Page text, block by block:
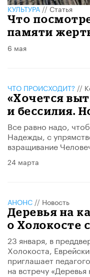
КУЛЬТУРА//Статья
Что
памяти
6 мая
ЧТО ПРОИСХОДИТ? //
«Хочется
и бессилия.
Все равно надо,
Надежды, с
взращивание
24 марта
АНОНС // Новость
Деревья на
о Холокосте
23 января, в
Холокоста,
приглашает
на встречу «Деревья